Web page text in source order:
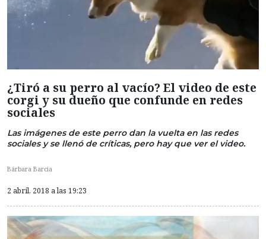
¿Tiró a su perro al vacío? El video de este
corgi y su dueño que confunde en redes
sociales
Las imágenes de este perro dan la vuelta en las redes
sociales y se llenó de críticas, pero hay que ver el video.
Bárbara Barcia
2 abril, 2018 a las 19:23